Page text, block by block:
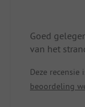
Goed
van het
voldoende
Deze recensie
beoordeling